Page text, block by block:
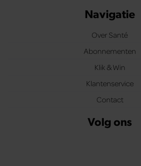
Navigatie
Over Santé
Abonnementen
Klik & Win
Klantenservice
Contact
Volg ons